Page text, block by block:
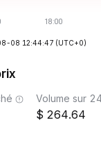
08 12:44:47 (UTC+0)
Volume sur
264.64